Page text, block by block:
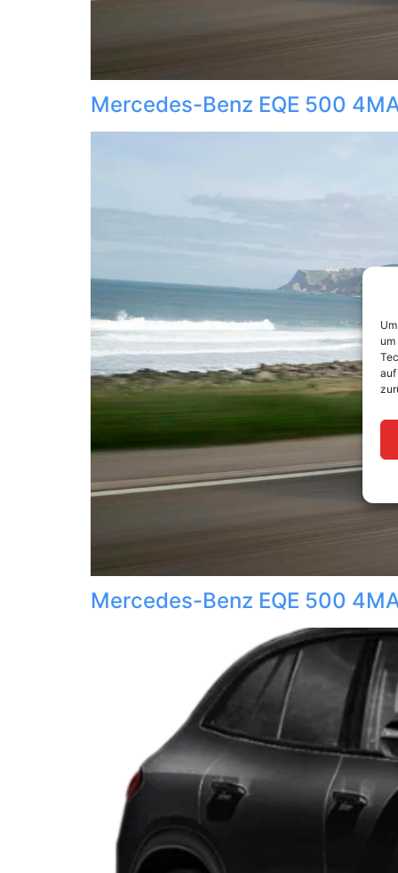
auf
Mercedes-Benz EQE 500
Mercedes-Benz EQE 500